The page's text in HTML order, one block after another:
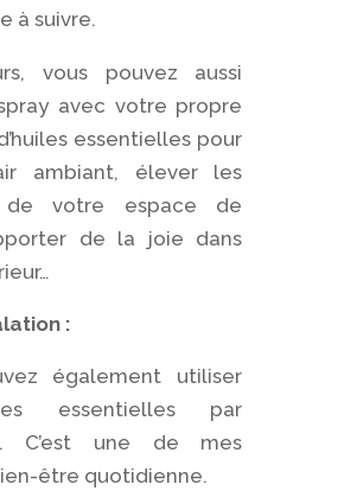
à suivre.
vous pouvez aussi
avec votre propre
essentielles pour
ambiant, élever les
de votre espace de
de la joie dans
:
également utiliser
essentielles par
C’est une de mes
être quotidienne.